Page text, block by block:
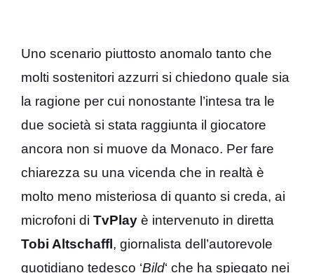
Uno scenario piuttosto anomalo tanto che
molti sostenitori azzurri si chiedono quale sia
la ragione per cui nonostante l’intesa tra le
due società si stata raggiunta il giocatore
ancora non si muove da Monaco. Per fare
chiarezza su una vicenda che in realtà è
molto meno misteriosa di quanto si creda, ai
microfoni di TvPlay è intervenuto in diretta
Tobi Altschaffl, giornalista dell’autorevole
quotidiano tedesco ‘Bild‘ che ha spiegato nei